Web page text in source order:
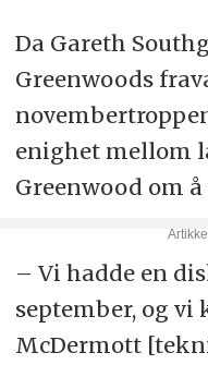
Da Gareth
Greenwoods
enighet mellom
Greenwood om
– Vi hadde en
september, og vi
McDermott